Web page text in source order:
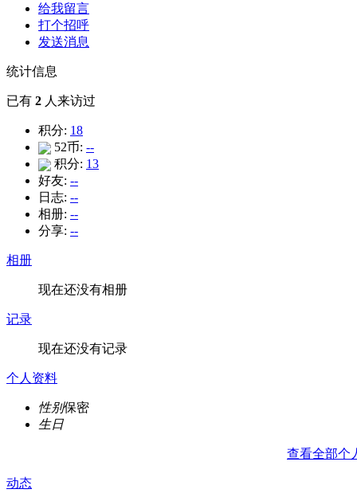
给我留言
打个招呼
发送消息
统计信息
已有 2 人来访过
积分: 18
52币: --
积分: 13
好友: --
日志: --
相册: --
分享: --
相册
现在还没有相册
记录
现在还没有记录
个人资料
性别保密
生日
查看全部个
动态